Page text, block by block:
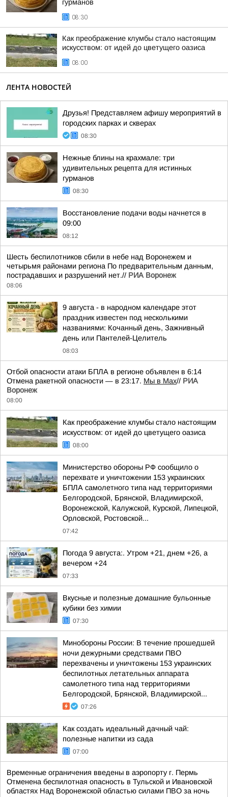
гурманов
08:30
Как преображение клумбы стало настоящим
искусством: от идей до цветущего оазиса
08:00
ЛЕНТА НОВОСТЕЙ
Друзья! Представляем афишу мероприятий в
городских парках и скверах
08:30
Нежные блины на крахмале: три
удивительных рецепта для истинных
гурманов
08:30
Восстановление подачи воды начнется в
09:00
08:12
Шесть беспилотников сбили в небе над Воронежем и
четырьмя районами региона По предварительным данным,
пострадавших и разрушений нет.// РИА Воронеж
08:06
9 августа - в народном календаре этот
праздник известен под несколькими
названиями: Кочанный день, Зажнивный
день или Пантелей-Целитель
08:03
Отбой опасности атаки БПЛА в регионе объявлен в 6:14
Отмена ракетной опасности — в 23:17. Мы в Мах// РИА
Воронеж
08:00
Как преображение клумбы стало настоящим
искусством: от идей до цветущего оазиса
08:00
Министерство обороны РФ сообщило о
перехвате и уничтожении 153 украинских
БПЛА самолетного типа над территориями
Белгородской, Брянской, Владимирской,
Воронежской, Калужской, Курской, Липецкой,
Орловской, Ростовской...
07:42
Погода 9 августа:. Утром +21, днем +26, а
вечером +24
07:33
Вкусные и полезные домашние бульонные
кубики без химии
07:30
Минобороны России: В течение прошедшей
ночи дежурными средствами ПВО
перехвачены и уничтожены 153 украинских
беспилотных летательных аппарата
самолетного типа над территориями
Белгородской, Брянской, Владимирской...
07:26
Как создать идеальный дачный чай:
полезные напитки из сада
07:00
Временные ограничения введены в аэропорту г. Пермь
Отменена беспилотная опасность в Тульской и Ивановской
областях Над Воронежской областью силами ПВО за ночь